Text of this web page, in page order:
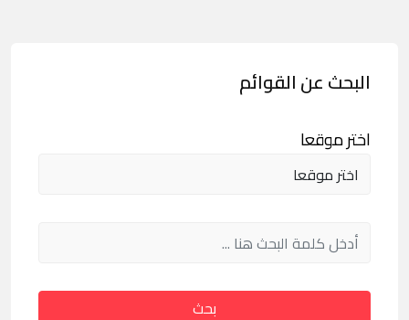
البحث عن القوائم
اختر موقعا
بحث